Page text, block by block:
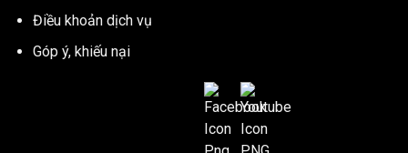
Điều khoản dịch vụ
Góp ý, khiếu nại